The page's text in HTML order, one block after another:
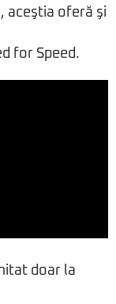
aceştia oferă şi
for Speed.
doar la